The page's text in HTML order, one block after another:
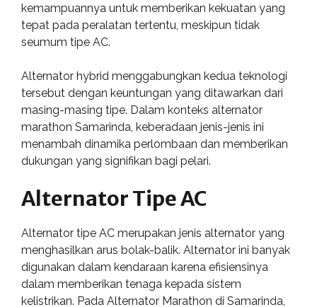
kemampuannya untuk memberikan kekuatan yang
tepat pada peralatan tertentu, meskipun tidak
seumum tipe AC.
Alternator hybrid menggabungkan kedua teknologi
tersebut dengan keuntungan yang ditawarkan dari
masing-masing tipe. Dalam konteks alternator
marathon Samarinda, keberadaan jenis-jenis ini
menambah dinamika perlombaan dan memberikan
dukungan yang signifikan bagi pelari.
Alternator Tipe AC
Alternator tipe AC merupakan jenis alternator yang
menghasilkan arus bolak-balik. Alternator ini banyak
digunakan dalam kendaraan karena efisiensinya
dalam memberikan tenaga kepada sistem
kelistrikan. Pada Alternator Marathon di Samarinda,